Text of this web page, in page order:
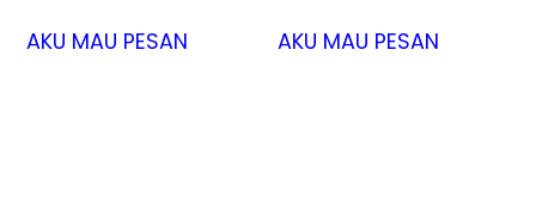
AKU MAU PESAN AKU MAU PESAN